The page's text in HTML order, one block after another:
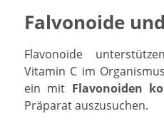
Falvonoide
Flavonoide
Vitamin C im
ein mit Flavonoiden
Präparat auszusuchen.